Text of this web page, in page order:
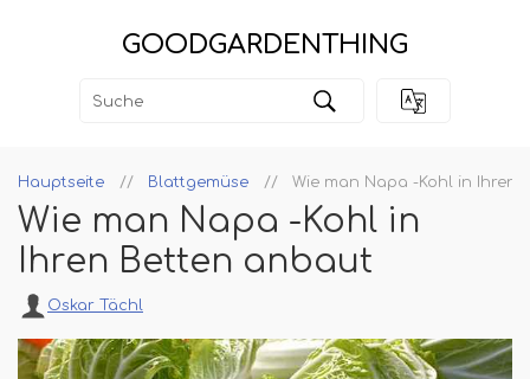
GOODGARDENTHING
Hauptseite Blattgemüse Wie man Napa -Kohl in Ihren
Wie man Napa -Kohl in
Ihren Betten anbaut
Oskar Tächl